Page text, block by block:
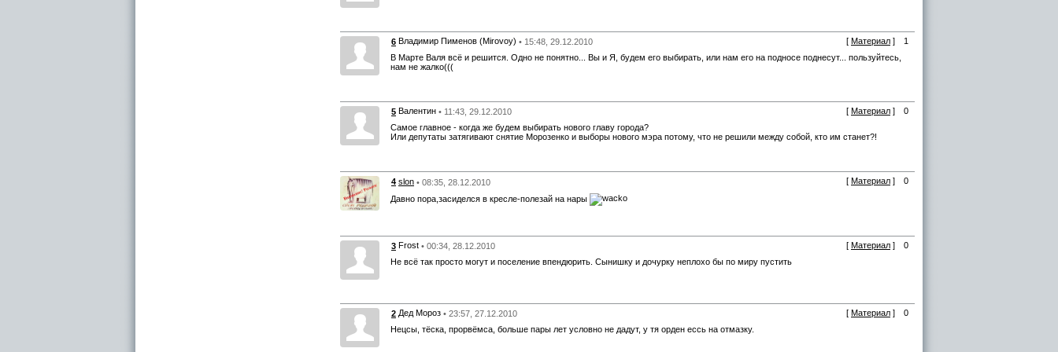
[ Материал ] 1
6 Владимир Пименов (Mirovoy) • 15:48, 29.12.2010
В Марте Валя всё и решится. Одно не понятно... Вы и Я, будем его выбирать, или нам его на подносе поднесут... пользуйтесь,
нам не жалко(((
[ Материал ] 0
5 Валентин • 11:43, 29.12.2010
Самое главное - когда же будем выбирать нового главу города?
Или депутаты затягивают снятие Морозенко и выборы нового мэра потому, что не решили между собой, кто им станет?!
[ Материал ] 0
4 slon • 08:35, 28.12.2010
Давно пора,засиделся в кресле-полезай на нары
[ Материал ] 0
3 Frost • 00:34, 28.12.2010
Не всё так просто могут и поселение впендюрить. Сынишку и дочурку неплохо бы по миру пустить
[ Материал ] 0
2 Дед Мороз • 23:57, 27.12.2010
Нецсы, тёска, прорвёмса, больше пары лет условно не дадут, у тя орден ессь на отмазку.